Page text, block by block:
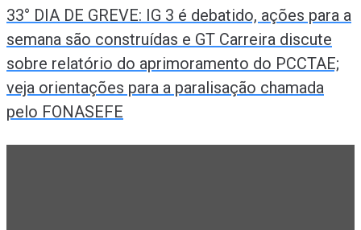
33° DIA DE GREVE: IG 3 é debatido, ações para a
semana são construídas e GT Carreira discute
sobre relatório do aprimoramento do PCCTAE;
veja orientações para a paralisação chamada
pelo FONASEFE